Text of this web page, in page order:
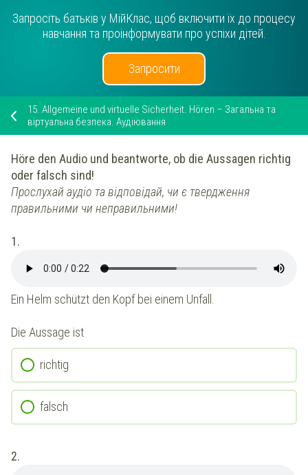
Запросіть батьків у МійКлас, щоб включити їх до процесу
навчання та проінформувати про успіхи дітей.
Запросити
15. Allgemeine und virtuelle Sicherheit. Hören – Загальна та
віртуальна безпека. Аудіювання
Höre den Audio und beantworte, ob die Aussagen richtig
oder falsch sind!
Прослухай аудіо та відповідай, чи є твердження
правильними чи неправильними!
1.
Ein Helm schützt den Kopf bei einem Unfall.
Die Aussage ist
richtig
falsch
2.